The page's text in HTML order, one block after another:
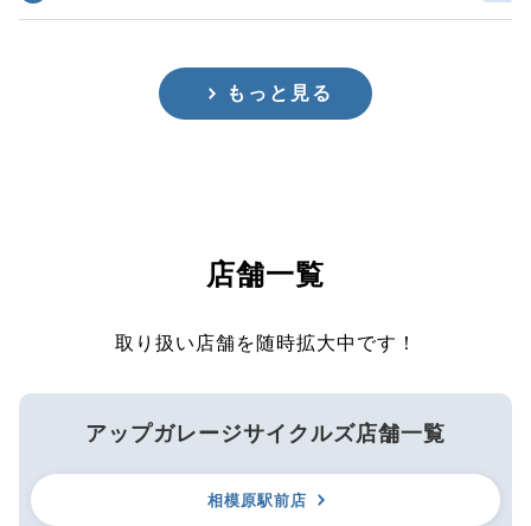
もっと見る
店舗一覧
取り扱い店舗を随時拡大中です！
アップガレージサイクルズ店舗一覧
相模原駅前店